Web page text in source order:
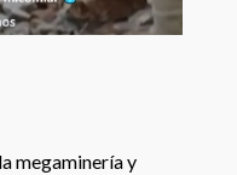
megaminería y